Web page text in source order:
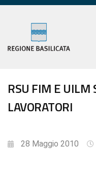
RSU FIM E UILM
LAVORATORI
28 Maggio 2010